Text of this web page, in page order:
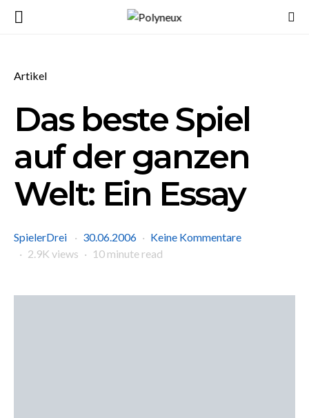
Artikel
Das beste Spiel
auf der ganzen
Welt: Ein Essay
SpielerDrei 30.06.2006
Keine Kommentare
2.9K views
10 minute read